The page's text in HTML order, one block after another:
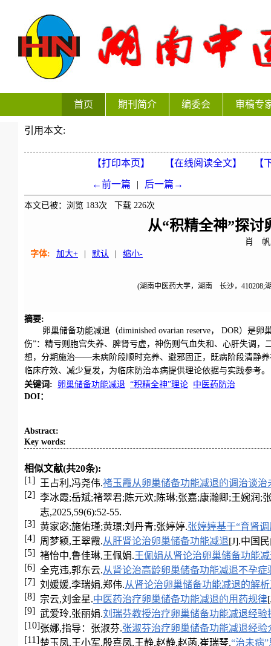
首页 期刊简介 编委会 审稿专
引用本文:
【打印本页】 【在线阅读全文】 【
←前一篇 | 后一篇→
本文已被：浏览 183次 下载 226次
从“积精全神”探讨
肖 帆
字体:
加大+ 默认 缩小-
(湖南中医药大学，湖南 长沙，410208;
摘要:
卵巢储备功能减退（diminished ovarian reserve， DOR）是
伤”：精亏则胞宫失养、脾肾亏虚，神伤则气血失和、心肝失调，
想，分期施治——未病阶段顺时充养、避邪固正，既病阶段清静
临床疗效、减少复发，为临床防治本病提供理论依据与实践参考。
关键词 : 卵巢储备功能减退 “积精全神”理论 中医药防治
DOI：
Abstract:
Key words:
相似文献(共20条):
[1] 王占利,冯尧伟.褚玉霞从卵巢储备功能减退的调治谈治
[2] 李冰霞;岳斌;褚翠君;陈元欢;陈琳;张嘉;康瀚卿;王婉润;
志,2025,59(6):52-55.
[3] 黄家宓;施佑瑾;黄璟;刘丹青;张婷婷.张婷婷基于“育肾
[4] 周梦颖,王翠霞.从肝肾论治卵巢储备功能减退[J].中国
[5] 褚怡中,鲁佳琳,王佩娟.王佩娟从肾论治卵巢储备功能
[6] 全克违,郭东云.从肾论治高龄卵巢储备功能减退不孕症
[7] 刘媛媛,李瑞娟,郑伟.从肾论治卵巢储备功能减退的解
[8] 宗云,刘金星.中医药治疗卵巢储备功能减退的用药规律
[9] 武爱玲,张丽娟.刘瑞芬教授治疗卵巢储备功能减退经验
[10]张娜,指导：张淑芬.张淑芬治疗卵巢储备功能减退经验
[11]楚玉凤,王小军,殷喜凤,王静,赵静,赵菡,崔瑞琴.“治未病